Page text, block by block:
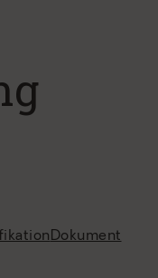
Dokument